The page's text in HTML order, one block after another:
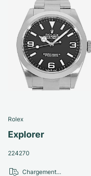
Rolex
Explorer
224270
Chargement…